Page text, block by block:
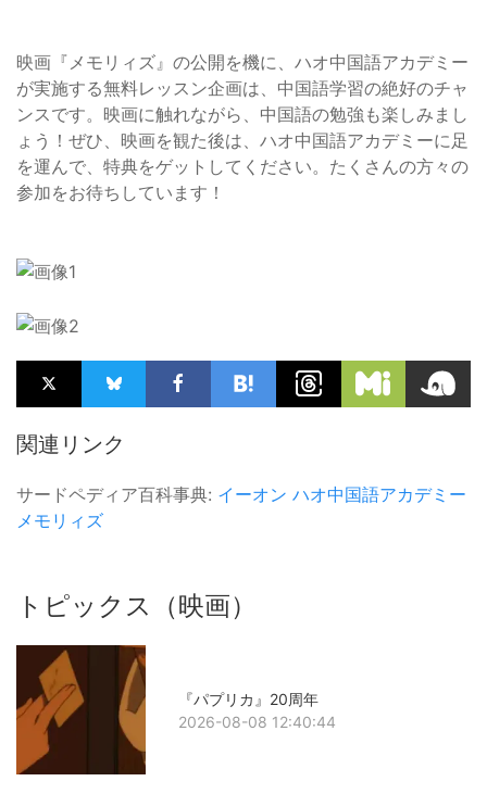
映画『メモリィズ』の公開を機に、ハオ中国語アカデミー
が実施する無料レッスン企画は、中国語学習の絶好のチャ
ンスです。映画に触れながら、中国語の勉強も楽しみまし
ょう！ぜひ、映画を観た後は、ハオ中国語アカデミーに足
を運んで、特典をゲットしてください。たくさんの方々の
参加をお待ちしています！
関連リンク
サードペディア百科事典: イーオン ハオ中国語アカデミー
メモリィズ
トピックス（映画）
『パプリカ』20周年
2026-08-08 12:40:44